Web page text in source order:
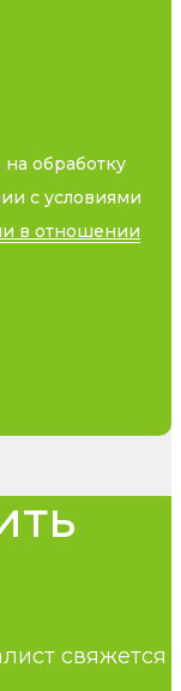
обработку
с условиями
в отношении
свяжется